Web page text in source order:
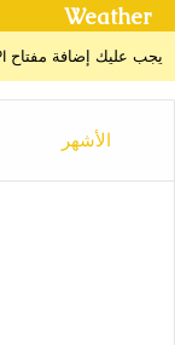
Weather
يجب عليك إضافة مفتاح API للطقس من خلال صفحة إعدادات القالب > الدمج
الأشهر